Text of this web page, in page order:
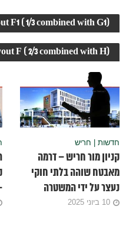
F1 ( 1/3 combined with G1)
F ( 2/3 combined with H)
חדשות | חריש
קניון מור חריש – דרמה
מאבטח שוהה בלתי חוקי
נעצר על ידי המשטרה
10 ביוני 2025
חדשות
חריש
חדשות
נדל"ן
חריש: